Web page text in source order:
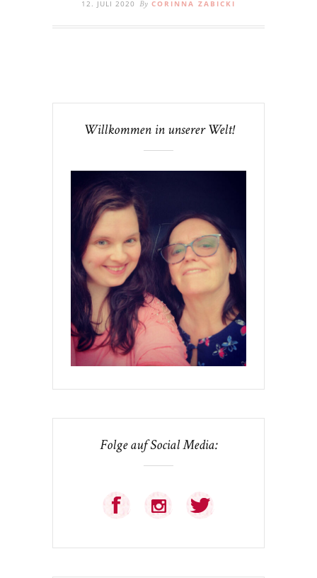
12. JULI 2020 By CORINNA ZABICKI
Willkommen in unserer Welt!
Folge auf Social Media: